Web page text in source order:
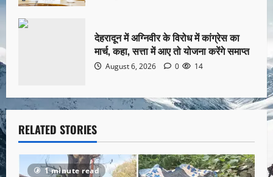
देहरादून में अग्निवीर के विरोध में कांग्रेस का
मार्च, कहा, सत्ता में आए तो योजना करेंगे समाप्त
August 6, 2026 0 14
RELATED STORIES
1 minute read